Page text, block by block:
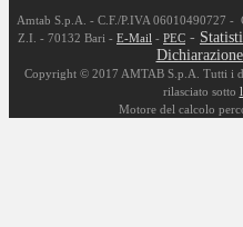
Amtab S.p.A. - C.F./P.IVA 06010490727 -
Z.I. - 70132 Bari - E-Mail - PEC -
Copyright © 2017 AMTAB S.p.A. Tutti i
rilasciato sotto
Motore del calcolo